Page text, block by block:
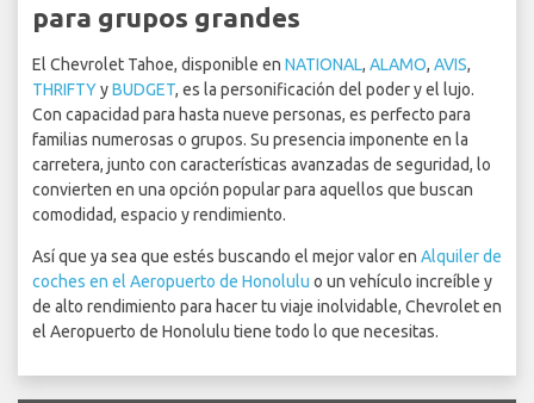
para grupos grandes
El Chevrolet Tahoe, disponible en NATIONAL, ALAMO, AVIS,
THRIFTYyBUDGET, es la personificación del poder y el lujo.
Con capacidad para hasta nueve personas, es perfecto para
familias numerosas o grupos. Su presencia imponente en la
carretera, junto con características avanzadas de seguridad, lo
convierten en una opción popular para aquellos que buscan
comodidad, espacio y rendimiento.
Así que ya sea que estés buscando el mejor valor en Alquiler de
coches en el Aeropuerto de Honolulu o un vehículo increíble y
de alto rendimiento para hacer tu viaje inolvidable, Chevrolet en
el Aeropuerto de Honolulu tiene todo lo que necesitas.